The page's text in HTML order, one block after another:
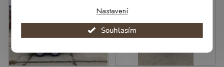
Nastavení
Souhlasím